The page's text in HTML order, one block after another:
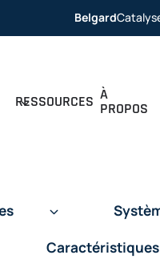
Belgardopens
in
RESSOURCES À
PROPOS